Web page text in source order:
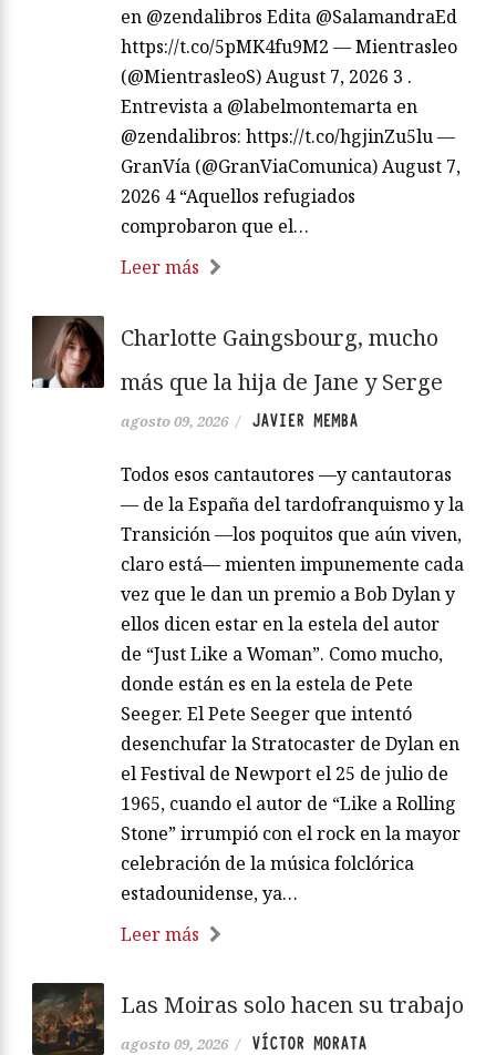
en @zendalibros Edita @SalamandraEd
https://t.co/5pMK4fu9M2 — Mientrasleo
(@MientrasleoS) August 7, 2026 3 .
Entrevista a @labelmontemarta en
@zendalibros: https://t.co/hgjinZu5lu —
GranVía (@GranViaComunica) August 7,
2026 4 “Aquellos refugiados
comprobaron que el…
Leer más
Charlotte Gaingsbourg, mucho
más que la hija de Jane y Serge
agosto 09, 2026 / JAVIER MEMBA
Todos esos cantautores —y cantautoras
— de la España del tardofranquismo y la
Transición —los poquitos que aún viven,
claro está— mienten impunemente cada
vez que le dan un premio a Bob Dylan y
ellos dicen estar en la estela del autor
de “Just Like a Woman”. Como mucho,
donde están es en la estela de Pete
Seeger. El Pete Seeger que intentó
desenchufar la Stratocaster de Dylan en
el Festival de Newport el 25 de julio de
1965, cuando el autor de “Like a Rolling
Stone” irrumpió con el rock en la mayor
celebración de la música folclórica
estadounidense, ya…
Leer más
Las Moiras solo hacen su trabajo
agosto 09, 2026 / VÍCTOR MORATA